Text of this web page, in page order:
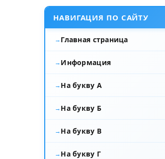
НАВИГАЦИЯ ПО САЙТУ
Главная страница
Информация
На букву А
На букву Б
На букву В
На букву Г